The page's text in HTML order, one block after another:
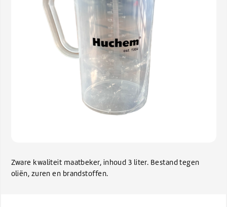
Zware kwaliteit maatbeker, inhoud 3 liter. Bestand tegen
oliën, zuren en brandstoffen.